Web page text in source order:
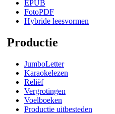
EPUB
FotoPDF
Hybride leesvormen
Productie
JumboLetter
Karaokelezen
Reliëf
Vergrotingen
Voelboeken
Productie uitbesteden